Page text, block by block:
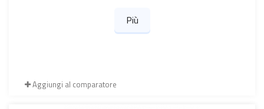
Più
Aggiungi al comparatore